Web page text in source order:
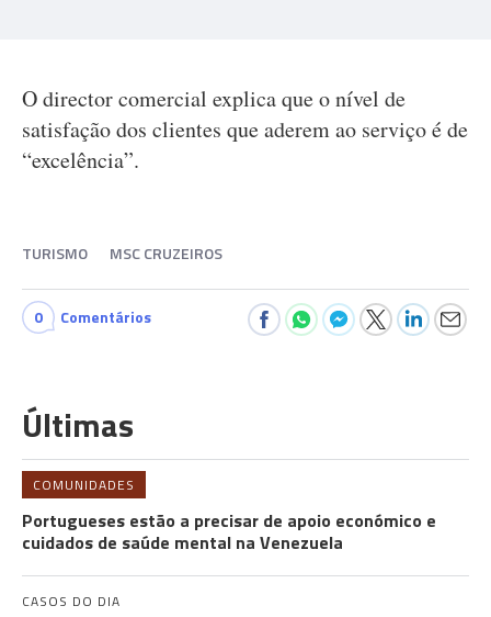
O director comercial explica que o nível de
satisfação dos clientes que aderem ao serviço é de
“excelência”.
TURISMO MSC CRUZEIROS
0 Comentários
Últimas
COMUNIDADES
Portugueses estão a precisar de apoio económico e
cuidados de saúde mental na Venezuela
CASOS DO DIA